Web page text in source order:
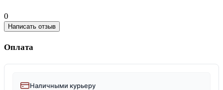
0
Написать отзыв
Оплата
Наличными курьеру